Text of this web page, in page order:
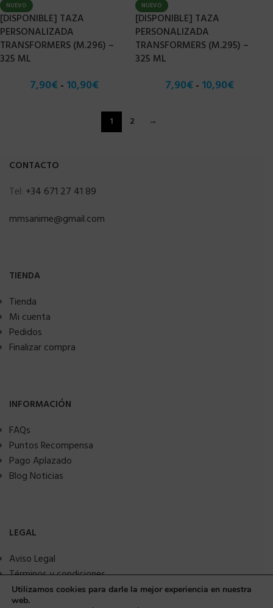
NUEVO
[DISPONIBLE] TAZA
PERSONALIZADA
TRANSFORMERS (M.296) –
325 ML
7,90€- 10,90€
NUEVO
[DISPONIBLE] TAZA
PERSONALIZADA
TRANSFORMERS (M.295) –
325 ML
7,90€ - 10,90€
1 2 →
CONTACTO
Tel: +34 671 27 41 89
mmsanime@gmail.com
TIENDA
Tienda
Mi cuenta
Pedidos
Finalizar compra
INFORMACIÓN
FAQs
Puntos Recompensa
Pago Aplazado
Blog Noticias
LEGAL
Aviso Legal
Términos y condiciones
Política de privacidad
Utilizamos cookies para darle la mejor experiencia en nuestra
web.